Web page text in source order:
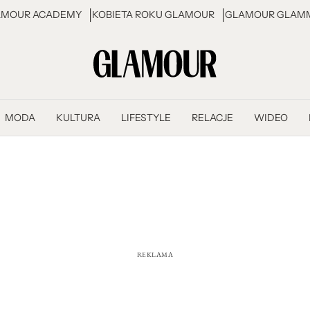
ACADEMY KOBIETA ROKU GLAMOUR GLAMOUR
MODA KULTURA LIFESTYLE RELACJE WIDEO